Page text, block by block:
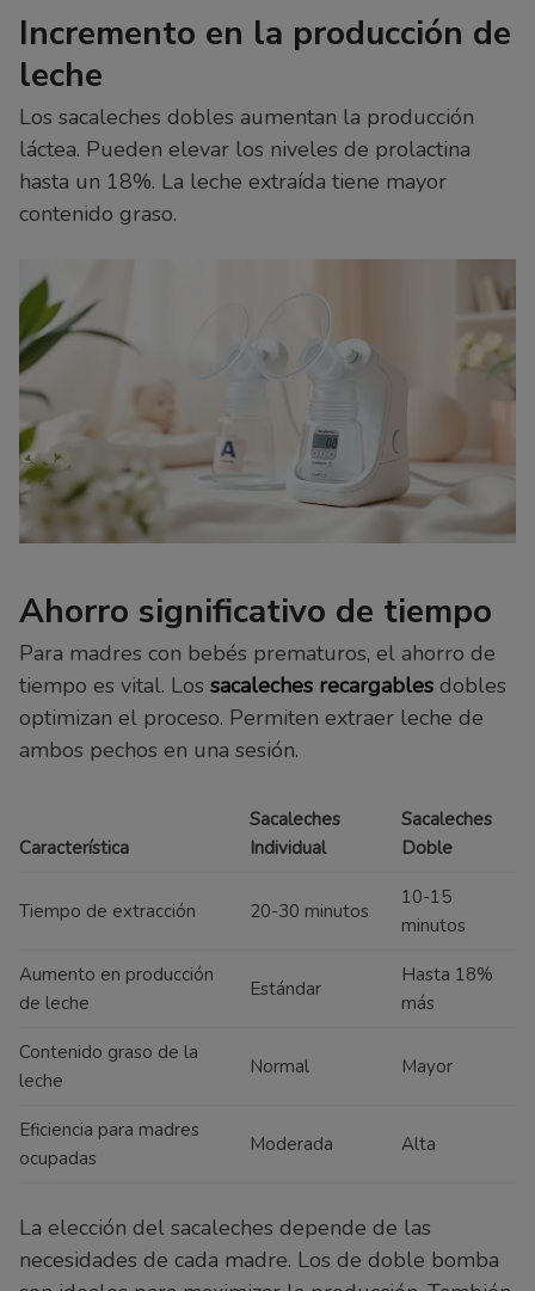
Incremento en la producción de
leche
Los sacaleches dobles aumentan la producción
láctea. Pueden elevar los niveles de prolactina
hasta un 18%. La leche extraída tiene mayor
contenido graso.
Ahorro significativo de tiempo
Para madres con bebés prematuros, el ahorro de
tiempo es vital. Los sacaleches recargables dobles
optimizan el proceso. Permiten extraer leche de
ambos pechos en una sesión.
Característica
Sacaleches
Individual
Sacaleches
Doble
Tiempo de extracción 20-30 minutos
10-15
minutos
Aumento en producción
de leche
Estándar
Hasta 18%
más
Contenido graso de la
leche
Normal Mayor
Eficiencia para madres
ocupadas
Moderada Alta
La elección del sacaleches depende de las
necesidades de cada madre. Los de doble bomba